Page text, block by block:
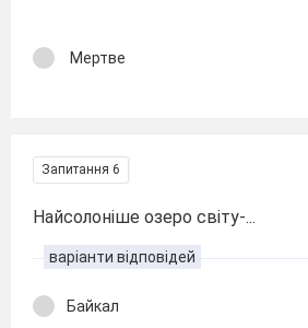
Мертве
Запитання 6
Найсолоніше озеро світу-...
варіанти відповідей
Байкал